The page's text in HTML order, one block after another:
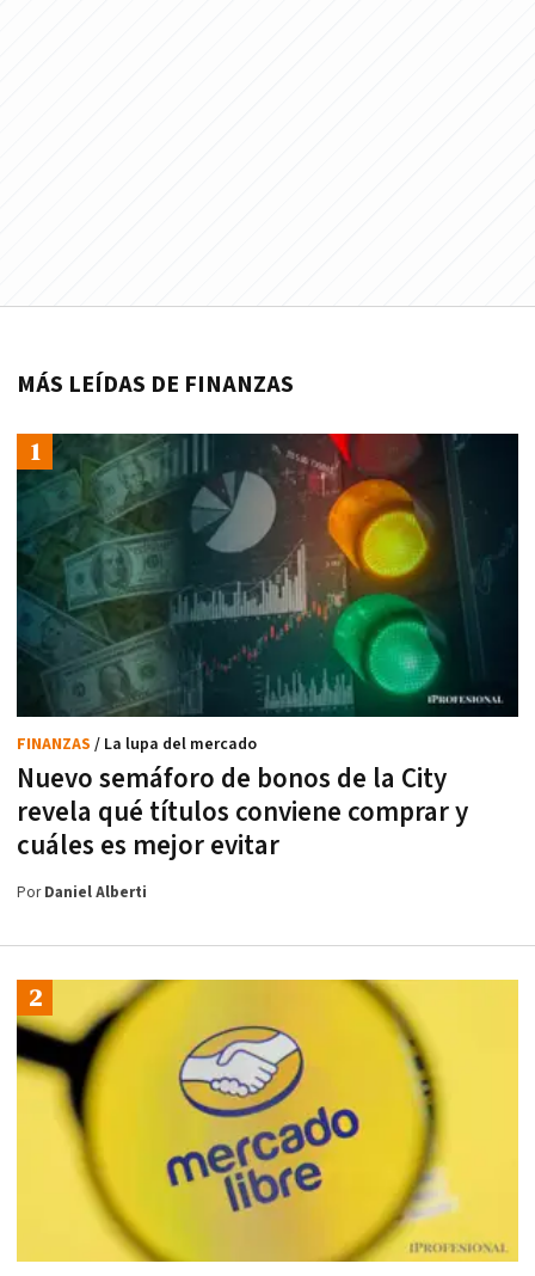
MÁS LEÍDAS DE FINANZAS
Nuevo semáforo de bonos de la City
revela qué títulos conviene comprar y
cuáles es mejor evitar
FINANZAS / La lupa del mercado
PorDaniel Alberti